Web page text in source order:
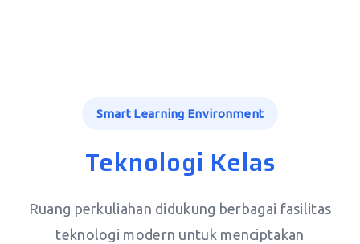
Smart Learning Environment
Teknologi Kelas
Ruang perkuliahan didukung berbagai fasilitas
teknologi modern untuk menciptakan